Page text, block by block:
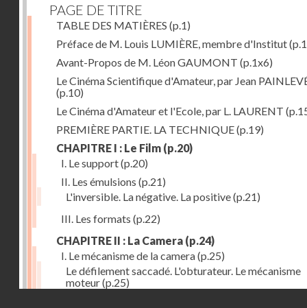
PAGE DE TITRE
TABLE DES MATIÈRES (p.1)
Préface de M. Louis LUMIÈRE, membre d'Institut
Avant-Propos de M. Léon GAUMONT (p.1x6)
Le Cinéma Scientifique d'Amateur, par Jean
(p.10)
Le Cinéma d'Amateur et l'Ecole, par L. LAURENT
PREMIÈRE PARTIE. LA TECHNIQUE(p.19)
CHAPITRE I : Le Film (p.20)
I. Le support(p.20)
II. Les émulsions (p.21)
L'inversible. La négative. La positive(p.21)
III. Les formats (p.22)
CHAPITRE II : La Camera (p.24)
I. Le mécanisme de la camera(p.25)
Le défilement saccadé. L'obturateur. Le mécanisme
moteur(p.25)